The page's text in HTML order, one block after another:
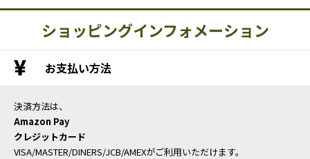
ショッピングインフォメーション
お支払い方法
決済方法は、
Amazon Pay
クレジットカード
VISA/MASTER/DINERS/JCB/AMEXがご利用いただけます。